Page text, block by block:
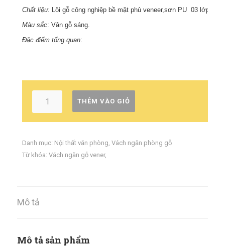
Chất liệu: Lõi gỗ công nghiệp bề mặt phủ veneer,sơn PU 03 lớp.
Màu sắc: Vân gỗ sáng.
Đặc điểm tổng quan:
THÊM VÀO GIỎ
Danh mục: Nội thất văn phòng, Vách ngăn phòng gỗ
Từ khóa: Vách ngăn gỗ vener,
Mô tả
Mô tả sản phẩm